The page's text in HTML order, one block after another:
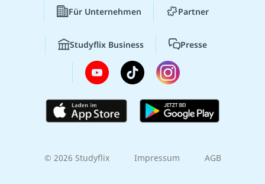
Für Unternehmen Partner
Studyflix Business Presse
© 2026 Studyflix Impressum AGB